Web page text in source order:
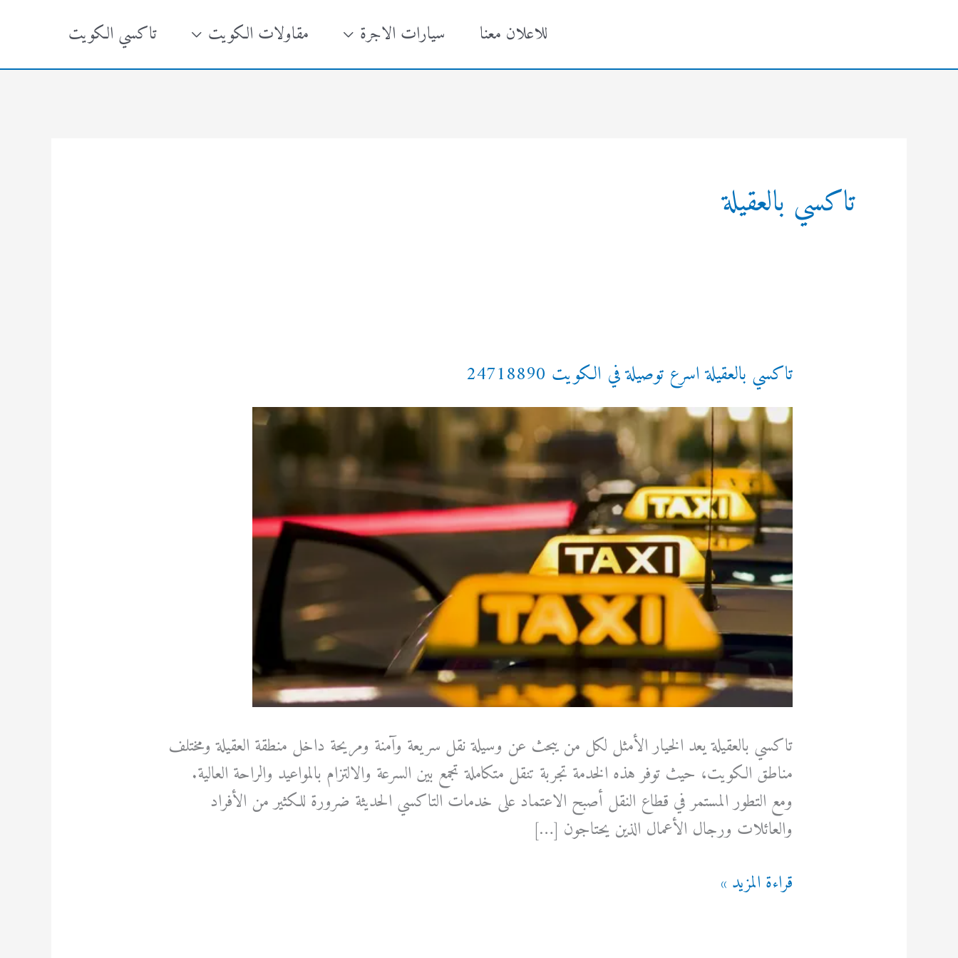
المحتوى
للاعلان معنا سيارات الاجرة مقاولات الكويت تاكسي الكويت
تاكسي بالعقيلة
تاكسي بالعقيلة اسرع توصيلة في الكويت 24718890
تاكسي بالعقيلة يعد الخيار الأمثل لكل من يبحث عن وسيلة نقل سريعة وآمنة ومريحة داخل منطقة العقيلة ومختلف
مناطق الكويت، حيث توفر هذه الخدمة تجربة تنقل متكاملة تجمع بين السرعة والالتزام بالمواعيد والراحة العالية.
ومع التطور المستمر في قطاع النقل أصبح الاعتماد على خدمات التاكسي الحديثة ضرورة للكثير من الأفراد
والعائلات ورجال الأعمال الذين يحتاجون […]
تاكسي
قراءة المزيد »